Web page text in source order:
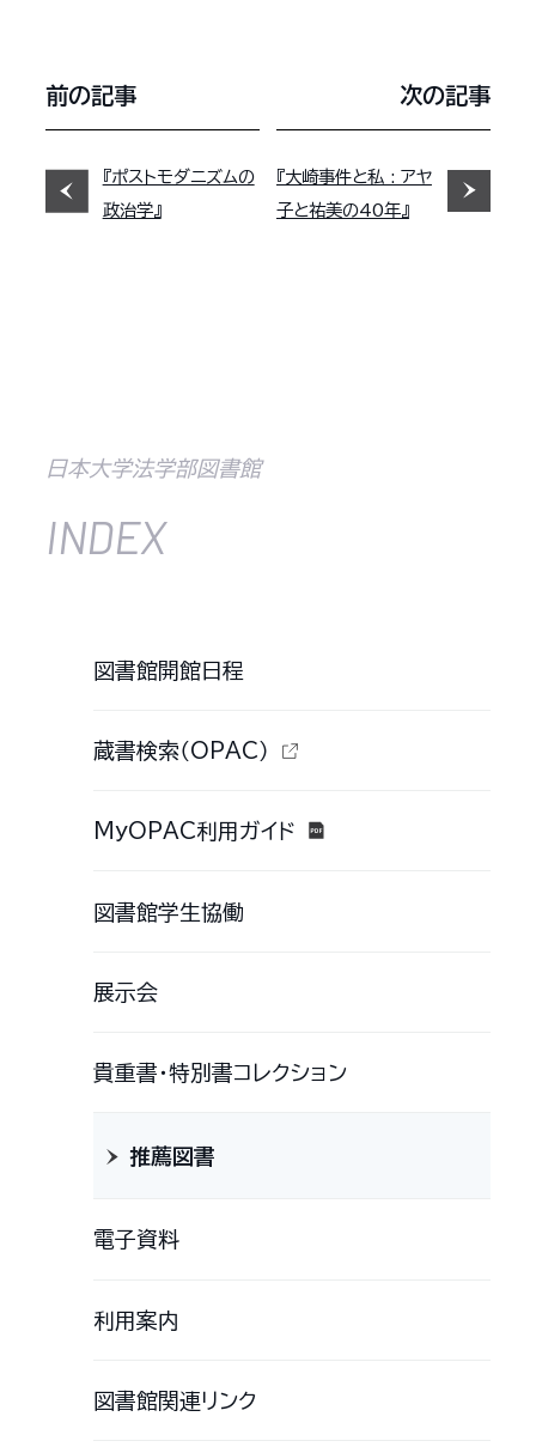
前の記事
『ポストモダニズムの
政治学』
次の記事
『大崎事件と私 : アヤ
子と祐美の40年』
日本大学法学部図書館
INDEX
図書館開館日程
蔵書検索（OPAC）
MyOPAC利用ガイド
図書館学生協働
展示会
貴重書・特別書コレクション
推薦図書
電子資料
利用案内
図書館関連リンク